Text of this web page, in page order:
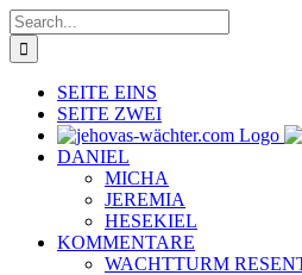
Skip
to
content
Search
for:
SEITE EINS
SEITE ZWEI
DANIEL
MICHA
JEREMIA
HESEKIEL
KOMMENTARE
WACHTTURM